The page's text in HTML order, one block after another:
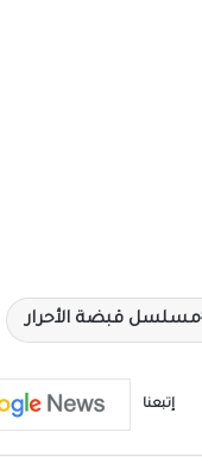
مسلسل قبضة الأحرار
إتبعنا